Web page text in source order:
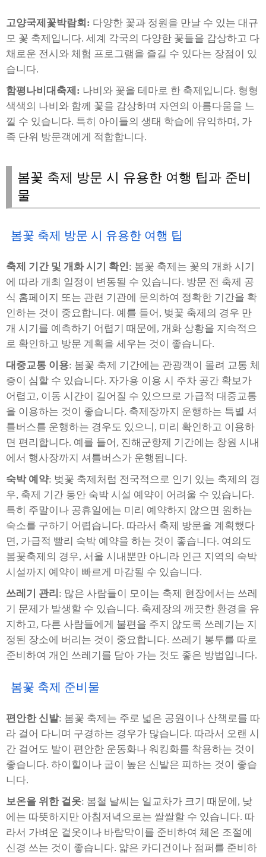
고양국제꽃박람회: 다양한 꽃과 정원을 만날 수 있는 대규
모 꽃 축제입니다. 세계 각국의 다양한 꽃들을 감상하고 다
채로운 전시와 체험 프로그램을 즐길 수 있다는 장점이 있
습니다.
함평나비대축제: 나비와 꽃을 테마로 한 축제입니다. 형형
색색의 나비와 함께 꽃을 감상하며 자연의 아름다움을 느
낄 수 있습니다. 특히 아이들의 생태 학습에 유익하며, 가
족 단위 방문객에게 적합합니다.
봄꽃 축제 방문 시 유용한 여행 팁과 준비
물
봄꽃 축제 방문 시 유용한 여행 팁
축제 기간 및 개화 시기 확인: 봄꽃 축제는 꽃의 개화 시기
에 따라 개최 일정이 변동될 수 있습니다. 방문 전 축제 공
식 홈페이지 또는 관련 기관에 문의하여 정확한 기간을 확
인하는 것이 중요합니다. 예를 들어, 벚꽃 축제의 경우 만
개 시기를 예측하기 어렵기 때문에, 개화 상황을 지속적으
로 확인하고 방문 계획을 세우는 것이 좋습니다.
대중교통 이용: 봄꽃 축제 기간에는 관광객이 몰려 교통 체
증이 심할 수 있습니다. 자가용 이용 시 주차 공간 확보가
어렵고, 이동 시간이 길어질 수 있으므로 가급적 대중교통
을 이용하는 것이 좋습니다. 축제장까지 운행하는 특별 셔
틀버스를 운행하는 경우도 있으니, 미리 확인하고 이용하
면 편리합니다. 예를 들어, 진해군항제 기간에는 창원 시내
에서 행사장까지 셔틀버스가 운행됩니다.
숙박 예약: 벚꽃 축제처럼 전국적으로 인기 있는 축제의 경
우, 축제 기간 동안 숙박 시설 예약이 어려울 수 있습니다.
특히 주말이나 공휴일에는 미리 예약하지 않으면 원하는
숙소를 구하기 어렵습니다. 따라서 축제 방문을 계획했다
면, 가급적 빨리 숙박 예약을 하는 것이 좋습니다. 여의도
봄꽃축제의 경우, 서울 시내뿐만 아니라 인근 지역의 숙박
시설까지 예약이 빠르게 마감될 수 있습니다.
쓰레기 관리 : 많은 사람들이 모이는 축제 현장에서는 쓰레
기 문제가 발생할 수 있습니다. 축제장의 깨끗한 환경을 유
지하고, 다른 사람들에게 불편을 주지 않도록 쓰레기는 지
정된 장소에 버리는 것이 중요합니다. 쓰레기 봉투를 따로
준비하여 개인 쓰레기를 담아 가는 것도 좋은 방법입니다.
봄꽃 축제 준비물
편안한 신발: 봄꽃 축제는 주로 넓은 공원이나 산책로를 따
라 걸어 다니며 구경하는 경우가 많습니다. 따라서 오랜 시
간 걸어도 발이 편안한 운동화나 워킹화를 착용하는 것이
좋습니다. 하이힐이나 굽이 높은 신발은 피하는 것이 좋습
니다.
보온을 위한 겉옷: 봄철 날씨는 일교차가 크기 때문에, 낮
에는 따뜻하지만 아침저녁으로는 쌀쌀할 수 있습니다. 따
라서 가벼운 겉옷이나 바람막이를 준비하여 체온 조절에
신경 쓰는 것이 좋습니다. 얇은 카디건이나 점퍼를 준비하